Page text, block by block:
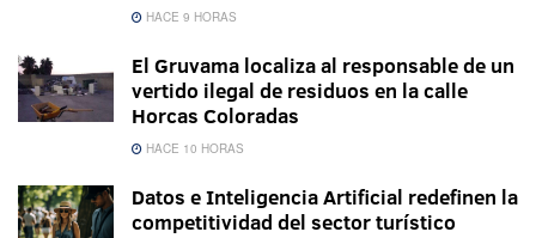
HACE 9 HORAS
El Gruvama localiza al responsable de un
vertido ilegal de residuos en la calle
Horcas Coloradas
HACE 10 HORAS
Datos e Inteligencia Artificial redefinen la
competitividad del sector turístico